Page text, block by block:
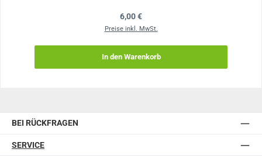
Regulärer Preis:
6,00 €
Preise inkl. MwSt.
In den Warenkorb
BEI RÜCKFRAGEN
SERVICE